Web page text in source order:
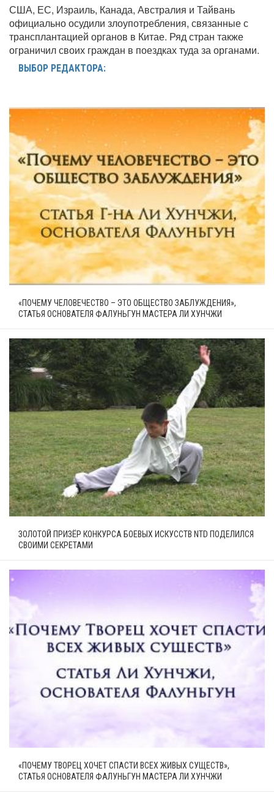
США, ЕС, Израиль, Канада, Австралия и Тайвань
официально осудили злоупотребления, связанные с
трансплантацией органов в Китае. Ряд стран также
ограничил своих граждан в поездках туда за органами.
ВЫБОР РЕДАКТОРА:
«ПОЧЕМУ ЧЕЛОВЕЧЕСТВО – ЭТО ОБЩЕСТВО ЗАБЛУЖДЕНИЯ»,
СТАТЬЯ ОСНОВАТЕЛЯ ФАЛУНЬГУН МАСТЕРА ЛИ ХУНЧЖИ
ЗОЛОТОЙ ПРИЗЁР КОНКУРСА БОЕВЫХ ИСКУССТВ NTD ПОДЕЛИЛСЯ
СВОИМИ СЕКРЕТАМИ
«ПОЧЕМУ ТВОРЕЦ ХОЧЕТ СПАСТИ ВСЕХ ЖИВЫХ СУЩЕСТВ»,
СТАТЬЯ ОСНОВАТЕЛЯ ФАЛУНЬГУН МАСТЕРА ЛИ ХУНЧЖИ